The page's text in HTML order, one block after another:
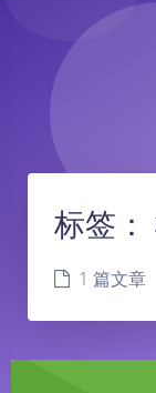
标签：
1 篇文章